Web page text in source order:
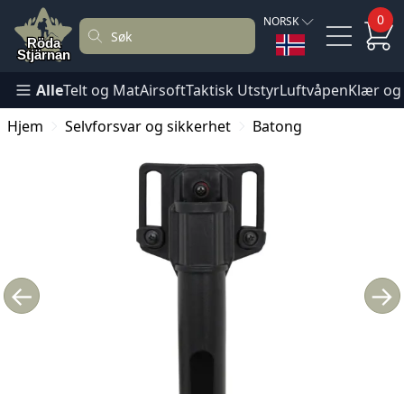
NORSK 0
AlleTelt og MatAirsoftTaktisk UtstyrLuftvåpenKlær
Hjem
Selvforsvar og sikkerhet Batong
← →